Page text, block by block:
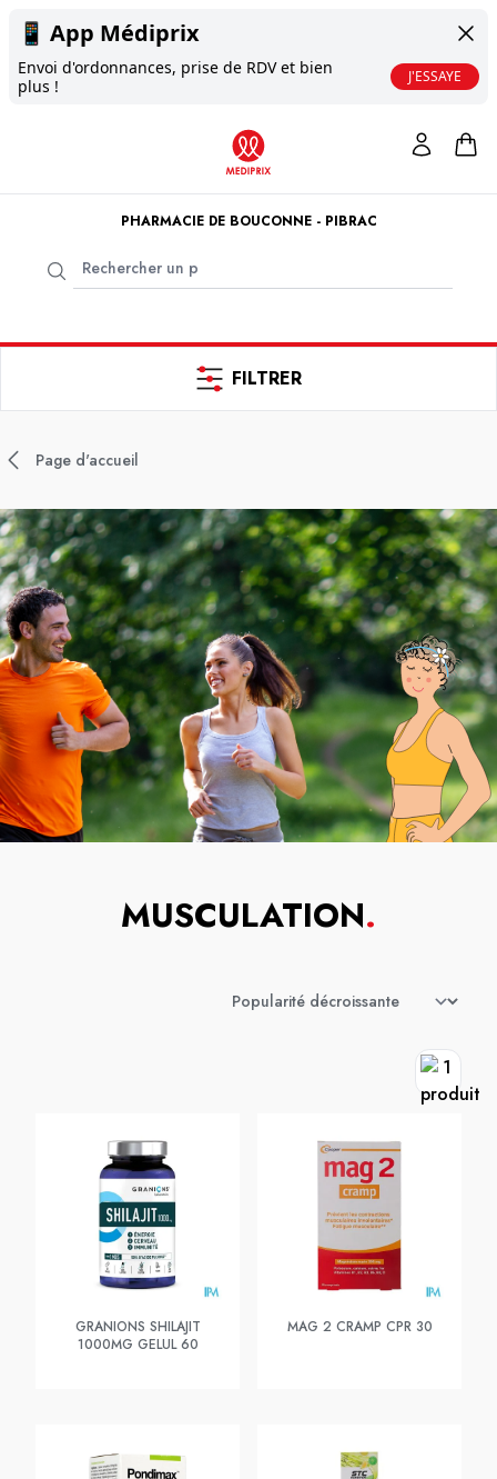
📱 App Médiprix
Envoi d'ordonnances, prise de RDV et bien
plus !
J'ESSAYE
PHARMACIE DE BOUCONNE - PIBRAC
FILTRER
Page d'accueil
MUSCULATION.
GRANIONS SHILAJIT
1000MG GELUL 60
MAG 2 CRAMP CPR 30